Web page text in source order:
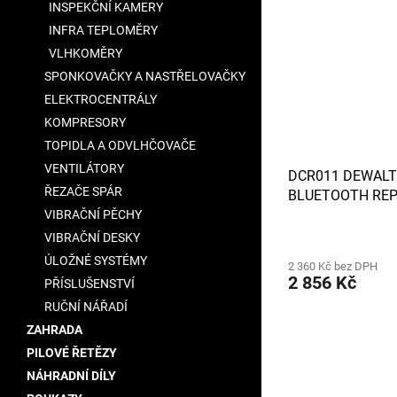
INSPEKČNÍ KAMERY
INFRA TEPLOMĚRY
VLHKOMĚRY
SPONKOVAČKY A NASTŘELOVAČKY
ELEKTROCENTRÁLY
KOMPRESORY
TOPIDLA A ODVLHČOVAČE
VENTILÁTORY
ŘEZAČE SPÁR
VIBRAČNÍ PĚCHY
VIBRAČNÍ DESKY
ÚLOŽNÉ SYSTÉMY
PŘÍSLUŠENSTVÍ
RUČNÍ NÁŘADÍ
ZAHRADA
PILOVÉ ŘETĚZY
NÁHRADNÍ DÍLY
DCR011
BLUETOOTH
2 360 Kč bez DPH
2 856 Kč